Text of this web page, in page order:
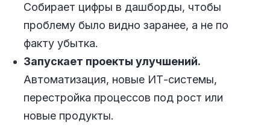
Собирает цифры в дашборды, чтобы
проблему было видно заранее, а не по
факту убытка.
Запускает проекты улучшений.
Автоматизация, новые ИТ-системы,
перестройка процессов под рост или
новые продукты.